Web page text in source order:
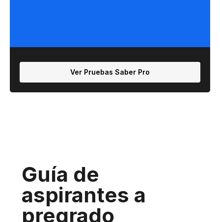
Ver Pruebas Saber Pro
Guía de
aspirantes a
pregrado